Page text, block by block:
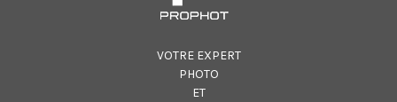
VOTRE EXPERT
PHOTO
ET